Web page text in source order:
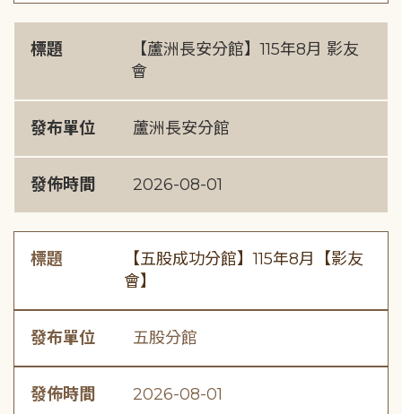
標題
【蘆洲長安分館】115年8月 影友
會
發布單位 蘆洲長安分館
發佈時間 2026-08-01
標題
【五股成功分館】115年8月【影友
會】
發布單位 五股分館
發佈時間 2026-08-01